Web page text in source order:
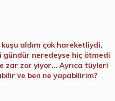
aldım çok hareketliydi,
gündür neredeyse hiç ötmedi
zar zor yiyor... Ayrıca tüyleri
ve ben ne yapabilirim?